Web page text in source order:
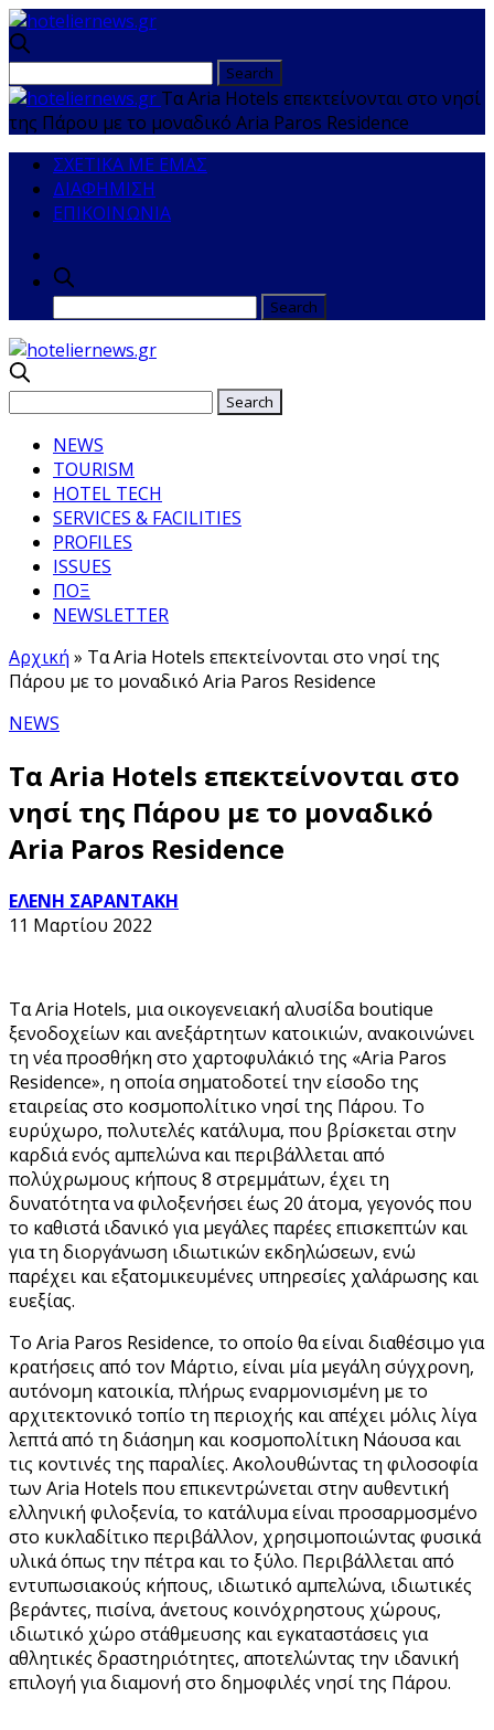
Τα Aria Hotels επεκτείνονται στο νησί
της Πάρου με το μοναδικό Αria Paros Residence
ΣΧΕΤΙΚΑ ΜΕ ΕΜΑΣ
ΔΙΑΦΗΜΙΣΗ
ΕΠΙΚΟΙΝΩΝΙΑ
NEWS
TOURISM
HOTEL TECH
SERVICES & FACILITIES
PROFILES
ISSUES
ΠΟΞ
NEWSLETTER
Αρχική » Τα Aria Hotels επεκτείνονται στο νησί της
Πάρου με το μοναδικό Αria Paros Residence
NEWS
Τα Aria Hotels επεκτείνονται στο
νησί της Πάρου με το μοναδικό
Αria Paros Residence
ΕΛΕΝΗ ΣΑΡΑΝΤΑΚΗ
11 Μαρτίου 2022
Τα Aria Hotels, μια οικογενειακή αλυσίδα boutique
ξενοδοχείων και ανεξάρτητων κατοικιών, ανακοινώνει
τη νέα προσθήκη στο χαρτοφυλάκιό της «Aria Paros
Residence», η οποία σηματοδοτεί την είσοδο της
εταιρείας στο κοσμοπολίτικο νησί της Πάρου. Το
ευρύχωρο, πολυτελές κατάλυμα, που βρίσκεται στην
καρδιά ενός αμπελώνα και περιβάλλεται από
πολύχρωμους κήπους 8 στρεμμάτων, έχει τη
δυνατότητα να φιλοξενήσει έως 20 άτομα, γεγονός που
το καθιστά ιδανικό για μεγάλες παρέες επισκεπτών και
για τη διοργάνωση ιδιωτικών εκδηλώσεων, ενώ
παρέχει και εξατομικευμένες υπηρεσίες χαλάρωσης και
ευεξίας.
Το Αria Paros Residence, το οποίο θα είναι διαθέσιμο για
κρατήσεις από τον Μάρτιο, είναι μία μεγάλη σύγχρονη,
αυτόνομη κατοικία, πλήρως εναρμονισμένη με το
αρχιτεκτονικό τοπίο τη περιοχής και απέχει μόλις λίγα
λεπτά από τη διάσημη και κοσμοπολίτικη Νάουσα και
τις κοντινές της παραλίες. Ακολουθώντας τη φιλοσοφία
των Aria Hotels που επικεντρώνεται στην αυθεντική
ελληνική φιλοξενία, το κατάλυμα είναι προσαρμοσμένο
στο κυκλαδίτικο περιβάλλον, χρησιμοποιώντας φυσικά
υλικά όπως την πέτρα και το ξύλο. Περιβάλλεται από
εντυπωσιακούς κήπους, ιδιωτικό αμπελώνα, ιδιωτικές
βεράντες, πισίνα, άνετους κοινόχρηστους χώρους,
ιδιωτικό χώρο στάθμευσης και εγκαταστάσεις για
αθλητικές δραστηριότητες, αποτελώντας την ιδανική
επιλογή για διαμονή στο δημοφιλές νησί της Πάρου.